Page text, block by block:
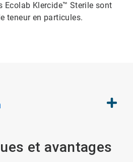
Ecolab Klercide™ Sterile sont
teneur en particules.
et avantages